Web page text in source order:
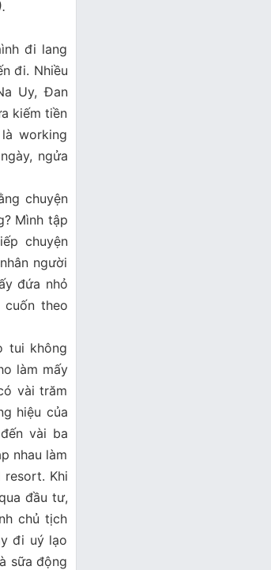
đi lang
đi. Nhiều
Uy, Đan
kiếm tiền
working
ngửa
chuyện
Mình tập
chuyện
người
đứa nhỏ
cuốn theo
tui không
làm mấy
vài trăm
hiệu của
vài ba
nhau làm
resort. Khi
đầu tư,
chủ tịch
đi uý lạo
sữa động